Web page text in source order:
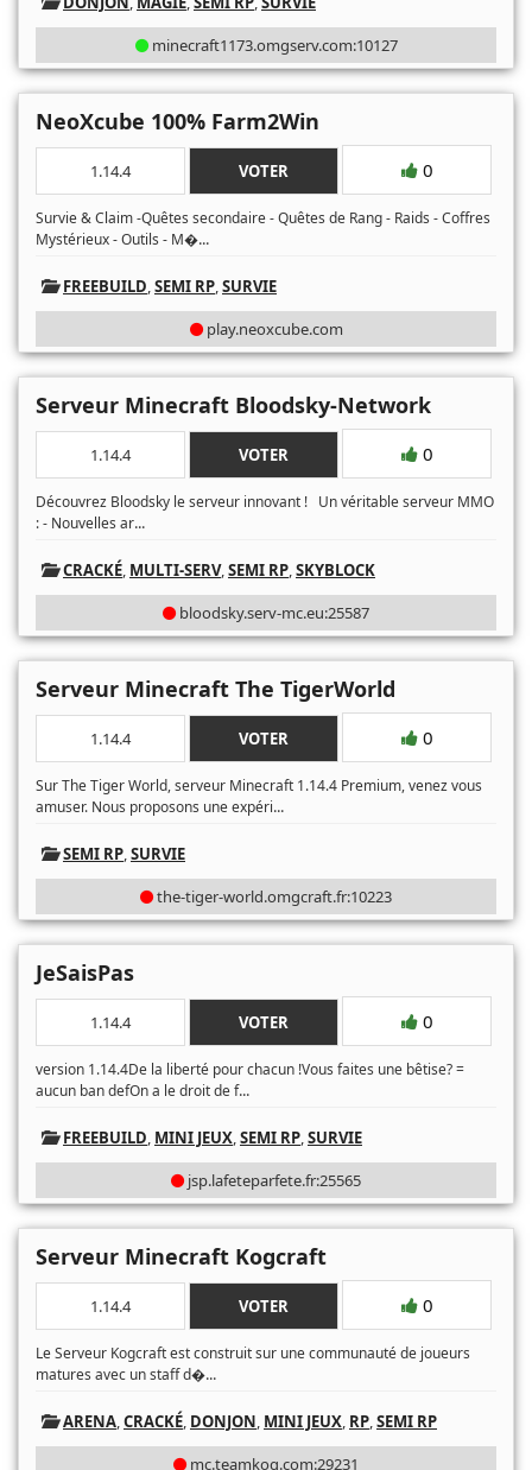
minecraft1173.omgserv.com:10127
NeoXcube 100% Farm2Win
1.14.4 VOTER 0
Survie & Claim -Quêtes secondaire - Quêtes de Rang - Raids - Coffres
Mystérieux - Outils - M�...
FREEBUILD,SEMI RP,SURVIE
play.neoxcube.com
Serveur Minecraft Bloodsky-Network
1.14.4 VOTER 0
Découvrez Bloodsky le serveur innovant ! Un véritable serveur MMO
: - Nouvelles ar...
CRACKÉ, MULTI-SERV,SEMI RP,SKYBLOCK
bloodsky.serv-mc.eu:25587
Serveur Minecraft The TigerWorld
1.14.4 VOTER 0
Sur The Tiger World, serveur Minecraft 1.14.4 Premium, venez vous
amuser. Nous proposons une expéri...
SEMI RP,SURVIE
the-tiger-world.omgcraft.fr:10223
JeSaisPas
1.14.4 VOTER 0
version 1.14.4De la liberté pour chacun !Vous faites une bêtise? =
aucun ban defOn a le droit de f...
FREEBUILD, MINI JEUX,SEMI RP,SURVIE
jsp.lafeteparfete.fr:25565
Serveur Minecraft Kogcraft
1.14.4 VOTER 0
Le Serveur Kogcraft est construit sur une communauté de joueurs
matures avec un staff d�...
ARENA,CRACKÉ, DONJON, MINI JEUX, RP,SEMI RP
mc.teamkog.com:29231